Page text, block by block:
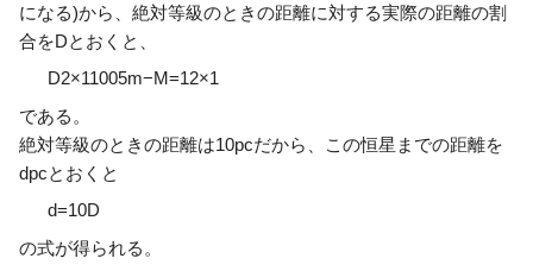
になる)から、絶対等級のときの距離に対する実際の距離の割
合をDとおくと、
D2×11005m−M=12×1
である。
絶対等級のときの距離は10pcだから、この恒星までの距離を
dpcとおくと
d=10D
の式が得られる。